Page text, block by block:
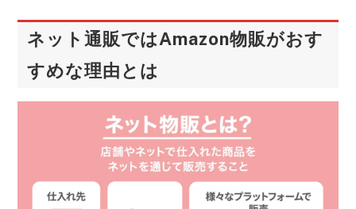
ネット通販ではAmazon物販がおす
すめな理由とは